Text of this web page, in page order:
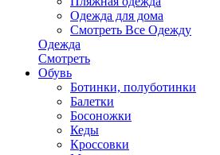
Одежда для дома
Смотреть Все Одежду
Одежда
Смотреть
Обувь
Ботинки, полуботинки
Балетки
Босоножки
Кеды
Кроссовки